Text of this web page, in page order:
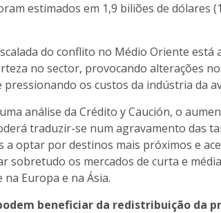
estimados em 1,9 biliões de dólares
do conflito no Médio Oriente está
no sector, provocando alterações
os custos da indústria da
análise da Crédito y Caución, o
traduzir-se num agravamento das
a optar por destinos mais próximos e
sobretudo os mercados de curta e
Europa e na Ásia.
beneficiar da redistribuição da